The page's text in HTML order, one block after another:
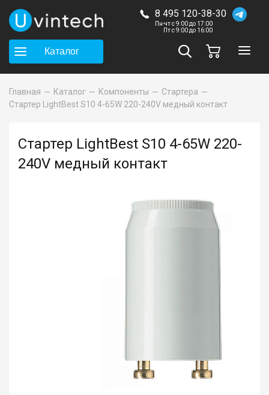
8 495 120-38-30
Пн-чт с 9:00 до 17:00
Пт с 9:00 до 16:00
Каталог
Главная Каталог Компоненты
Стартера
Стартер LightBest S10 4-65W 220-240V медный контакт
Стартер LightBest S10 4-65W 220-
240V медный контакт